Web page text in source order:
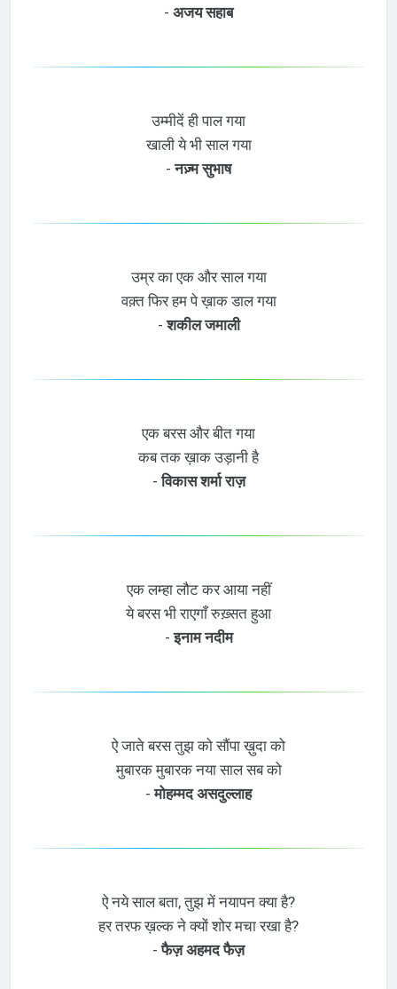
- अजय सहाब
उम्मीदें ही पाल गया
खाली ये भी साल गया
-नज़्म सुभाष
उम्र का एक और साल गया
वक़्त फिर हम पे ख़ाक डाल गया
-शकील जमाली
एक बरस और बीत गया
कब तक ख़ाक उड़ानी है
-विकास शर्मा राज़
एक लम्हा लौट कर आया नहीं
ये बरस भी राएगाँ रुख़्सत हुआ
-इनाम नदीम
ऐ जाते बरस तुझ को सौंपा ख़ुदा को
मुबारक मुबारक नया साल सब को
-मोहम्मद असदुल्लाह
ऐ नये साल बता, तुझ में नयापन क्या है?
हर तरफ ख़ल्क ने क्यों शोर मचा रखा है?
-फैज़ अहमद फैज़